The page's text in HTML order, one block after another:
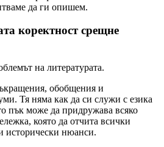
да ги опишем.
коректност срещне
на литературата.
обобщения и
Тя няма как да си служи с езика
пък може да придружава всяко
която да отчита всички
исторически нюанси.